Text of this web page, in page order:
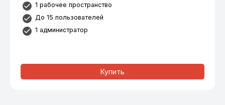
1 рабочее пространство
До 15 пользователей
1 администратор
Купить